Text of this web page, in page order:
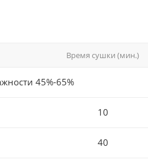
Время сушки (мин.)
45%-65%
10
40